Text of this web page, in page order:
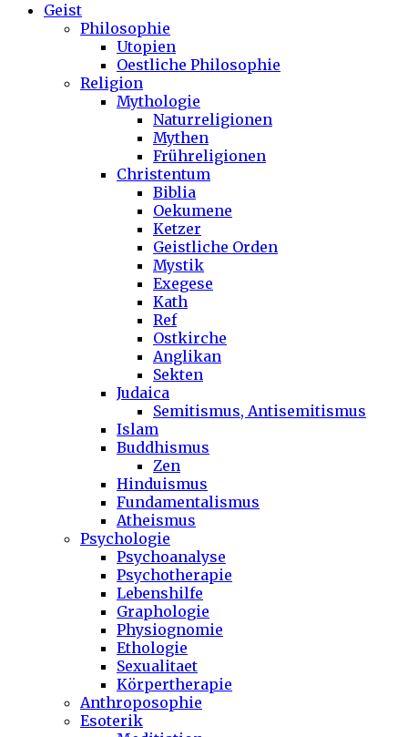
Geist
Philosophie
Utopien
Oestliche Philosophie
Religion
Mythologie
Naturreligionen
Mythen
Frühreligionen
Christentum
Biblia
Oekumene
Ketzer
Geistliche Orden
Mystik
Exegese
Kath
Ref
Ostkirche
Anglikan
Sekten
Judaica
Semitismus, Antisemitismus
Islam
Buddhismus
Zen
Hinduismus
Fundamentalismus
Atheismus
Psychologie
Psychoanalyse
Psychotherapie
Lebenshilfe
Graphologie
Physiognomie
Ethologie
Sexualitaet
Körpertherapie
Anthroposophie
Esoterik